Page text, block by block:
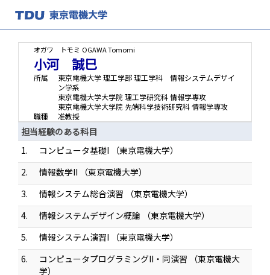
オガワ トモミ OGAWA Tomomi
小河 誠巳
所属
東京電機大学 理工学部 理工学科 情報システムデザイ
ン学系
東京電機大学大学院 理工学研究科 情報学専攻
東京電機大学大学院 先端科学技術研究科 情報学専攻
職種
准教授
担当経験のある科目
1.
コンピュータ基礎I （東京電機大学）
2.
情報数学II （東京電機大学）
3.
情報システム総合演習 （東京電機大学）
4.
情報システムデザイン概論 （東京電機大学）
5.
情報システム演習I （東京電機大学）
6.
コンピュータプログラミングII・同演習 （東京電機大
学）